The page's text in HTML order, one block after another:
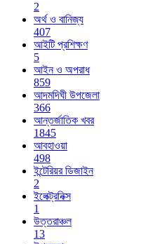
2
অর্থ ও বানিজ্য
407
আইটি প্রশিক্ষণ
5
আইন ও অপরাধ
859
আদমদিঘী উপজেলা
366
আন্তর্জাতিক খবর
1845
আবহাওয়া
498
ইন্টেরিয়র ডিজাইন
2
ইলেক্ট্রনিক্স
1
উত্তরাঞ্চল
13